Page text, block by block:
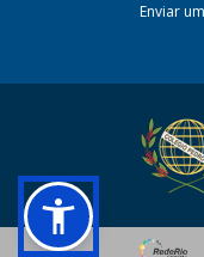
Enviar